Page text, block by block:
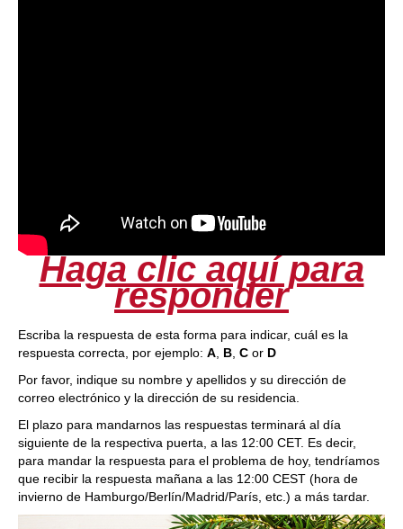
Haga clic aquí para
responder
Escriba la respuesta de esta forma para indicar, cuál es la
respuesta correcta, por ejemplo: A B C or D
Por favor, indique su nombre y apellidos y su dirección de
correo electrónico y la dirección de su residencia.
El plazo para mandarnos las respuestas terminará al día
siguiente de la respectiva puerta, a las 12:00 CET. Es decir,
para mandar la respuesta para el problema de hoy, tendríamos
que recibir la respuesta mañana a las 12:00 CEST (hora de
invierno de Hamburgo/Berlín/Madrid/París, etc.) a más tardar.